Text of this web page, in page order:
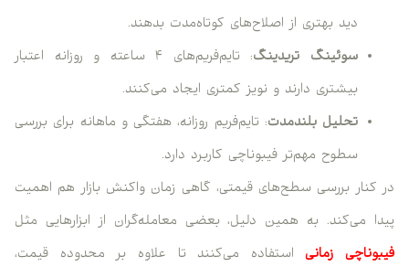
دید بهتری از اصلاح‌های کوتاه‌مدت بدهند.
سوئینگ تریدینگ
: تایم‌فریم‌های ۴ ساعته و روزانه اعتبار
بیشتری دارند و نویز کمتری ایجاد می‌کنند.
تحلیل بلندمدت: تایم‌فریم روزانه، هفتگی و ماهانه برای بررسی
سطوح مهم‌تر فیبوناچی کاربرد دارد.
در کنار بررسی سطح‌های قیمتی، گاهی زمان واکنش بازار هم اهمیت
پیدا می‌کند. به همین دلیل، بعضی معامله‌گران از ابزارهایی مثل
فیبوناچی زمانیاستفاده می‌کنند تا علاوه بر محدوده قیمت،